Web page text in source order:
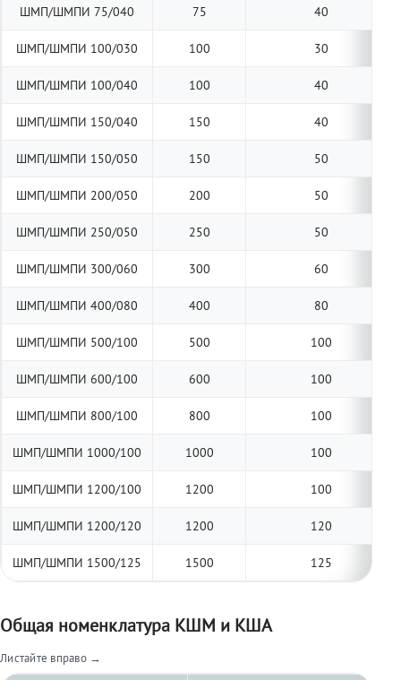
ШМП/ШМПИ 75/040 75 40
ШМП/ШМПИ 100/030 100 30
ШМП/ШМПИ 100/040 100 40
ШМП/ШМПИ 150/040 150 40
ШМП/ШМПИ 150/050 150 50
ШМП/ШМПИ 200/050 200 50
ШМП/ШМПИ 250/050 250 50
ШМП/ШМПИ 300/060 300 60
ШМП/ШМПИ 400/080 400 80
ШМП/ШМПИ 500/100 500 100
ШМП/ШМПИ 600/100 600 100
ШМП/ШМПИ 800/100 800 100
ШМП/ШМПИ 1000/100 1000 100
ШМП/ШМПИ 1200/100 1200 100
ШМП/ШМПИ 1200/120 1200 120
ШМП/ШМПИ 1500/125 1500 125
Общая номенклатура КШМ и КША
Листайте вправо →